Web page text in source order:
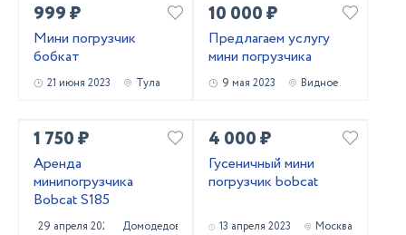
999 ₽
Мини погрузчик
бобкат
21 июня 2023 Тула
10 000 ₽
Предлагаем услугу
мини погрузчика
9 мая 2023 Видное
1 750 ₽
Аренда
минипогрузчика
Bobcat S185
29 апреля 2023 Домодедово
4 000 ₽
Гусеничный мини
погрузчик bobcat
13 апреля 2023 Москва